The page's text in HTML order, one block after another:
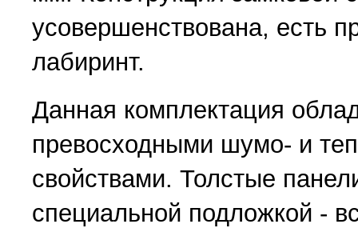
усовершенствована, есть
лабиринт.
Данная комплектация
превосходными шумо- и
свойствами. Толстые
специальной подложкой -